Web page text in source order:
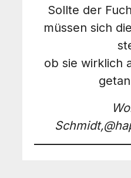
Sollte der
müssen sich
ob sie wirklich